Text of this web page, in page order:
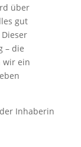
über
gut
– die
wir ein
Inhaberin